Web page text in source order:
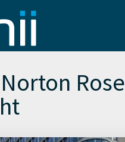
Rose